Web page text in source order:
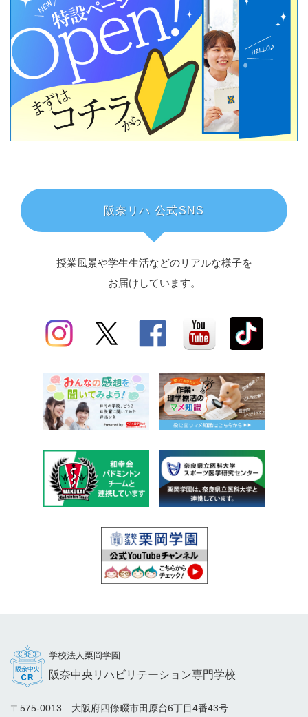
阪奈リハ 公式SNS
授業風景や学生生活などのリアルな様子を
お届けしています。
学校法人栗岡学園
阪奈中央リハビリテーション専門学校
〒575-0013 大阪府四條畷市田原台6丁目4番43号